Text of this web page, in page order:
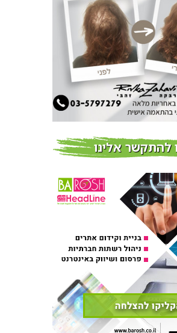
צמידי שיער – המומחים
לצמידי שיער ברמת השרון
חדשות
פרוברי PROBERRY מוצרי
שיער מבוססי גוג’י ברי
חדש על המדף
כובשת את השטח עם יום
הדרכה מוצלח נוסף
אירועים בארץ
להתקשר אלינו